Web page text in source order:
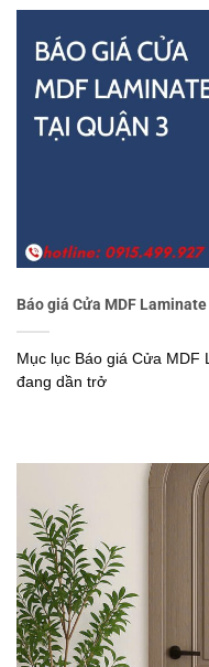
Báo giá Cửa MDF
Mục lục Báo giá Cửa MDF
đang dần trở